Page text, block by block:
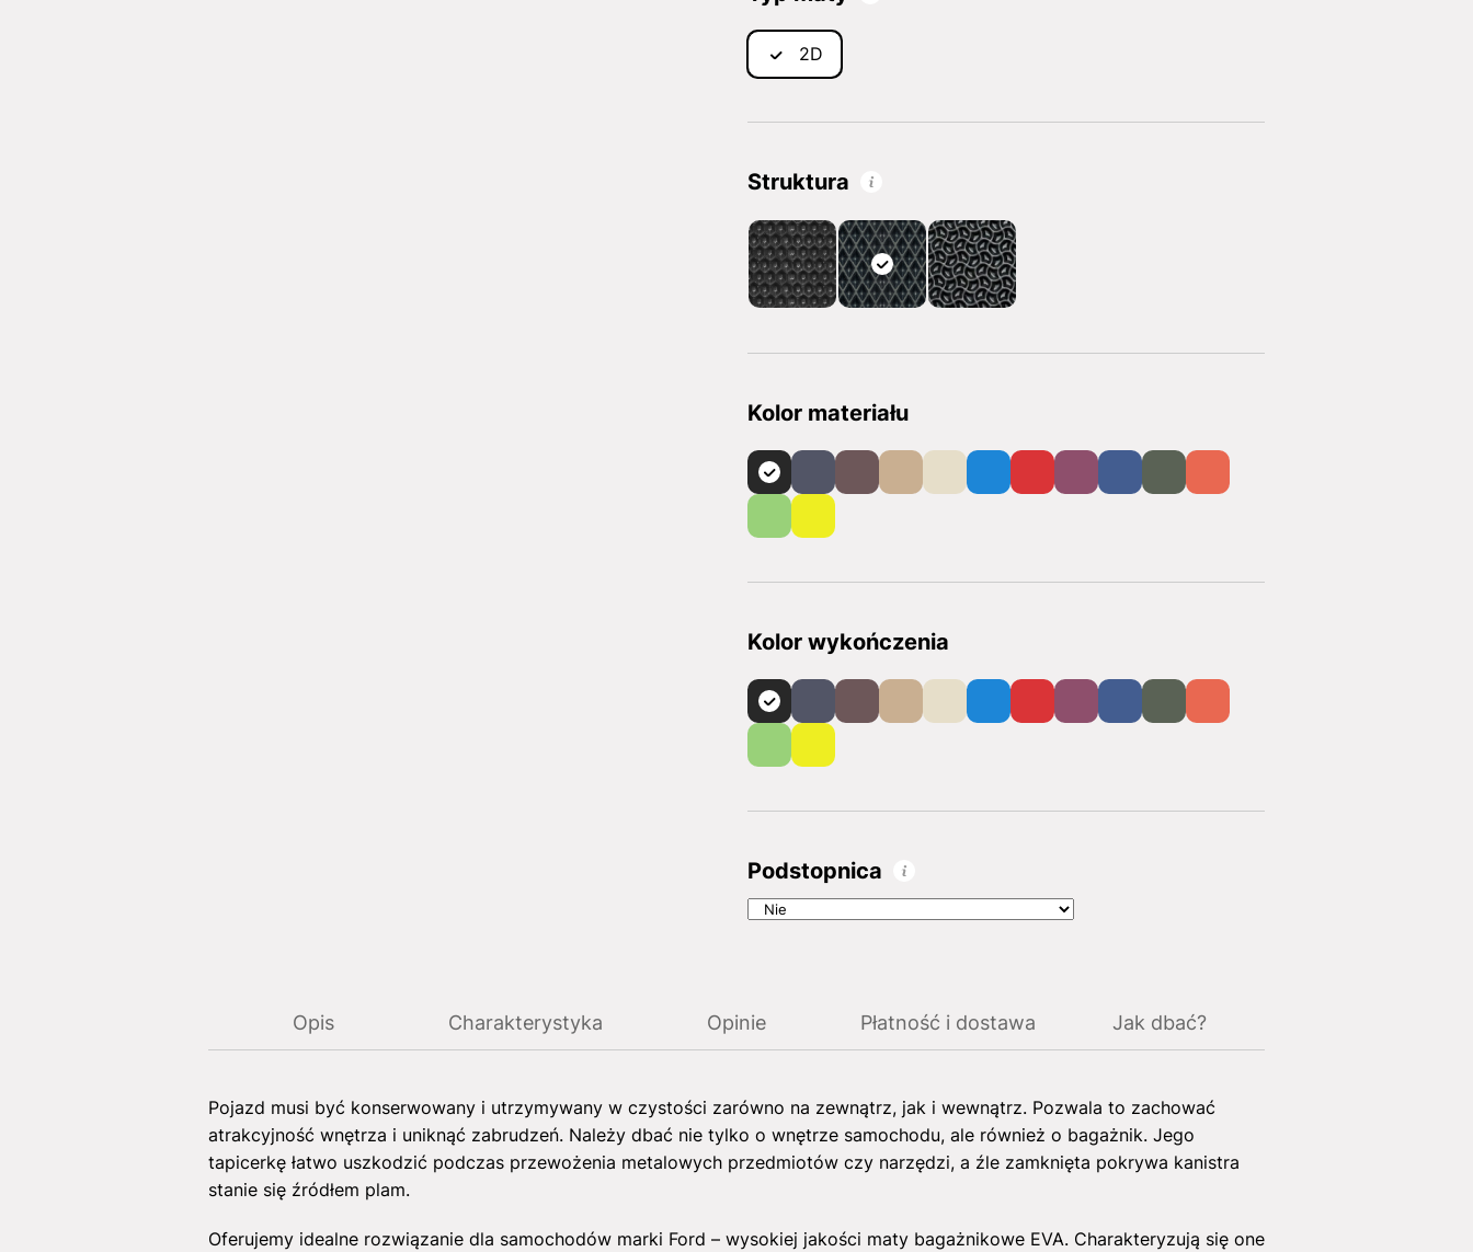
2D
Struktura
Kolor materiału
Kolor wykończenia
Podstopnica
Opis Charakterystyka Opinie Płatność i dostawa Jak dbać?
Pojazd musi być konserwowany i utrzymywany w czystości zarówno na zewnątrz, jak i wewnątrz. Pozwala to zachować
atrakcyjność wnętrza i uniknąć zabrudzeń. Należy dbać nie tylko o wnętrze samochodu, ale również o bagażnik. Jego
tapicerkę łatwo uszkodzić podczas przewożenia metalowych przedmiotów czy narzędzi, a źle zamknięta pokrywa kanistra
stanie się źródłem plam.
Oferujemy idealne rozwiązanie dla samochodów marki Ford – wysokiej jakości maty bagażnikowe EVA. Charakteryzują się one